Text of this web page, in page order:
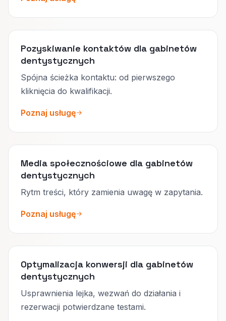
Pozyskiwanie kontaktów dla gabinetów
dentystycznych
Spójna ścieżka kontaktu: od pierwszego
kliknięcia do kwalifikacji.
Poznaj usługę
Media społecznościowe dla gabinetów
dentystycznych
Rytm treści, który zamienia uwagę w zapytania.
Poznaj usługę
Optymalizacja konwersji dla gabinetów
dentystycznych
Usprawnienia lejka, wezwań do działania i
rezerwacji potwierdzane testami.